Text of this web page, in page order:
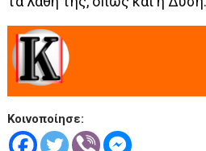
Κοινοποίησε: